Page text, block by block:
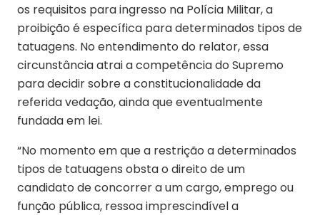
os requisitos para ingresso na Polícia Militar, a
proibição é específica para determinados tipos de
tatuagens. No entendimento do relator, essa
circunstância atrai a competência do Supremo
para decidir sobre a constitucionalidade da
referida vedação, ainda que eventualmente
fundada em lei.
“No momento em que a restrição a determinados
tipos de tatuagens obsta o direito de um
candidato de concorrer a um cargo, emprego ou
função pública, ressoa imprescindível a